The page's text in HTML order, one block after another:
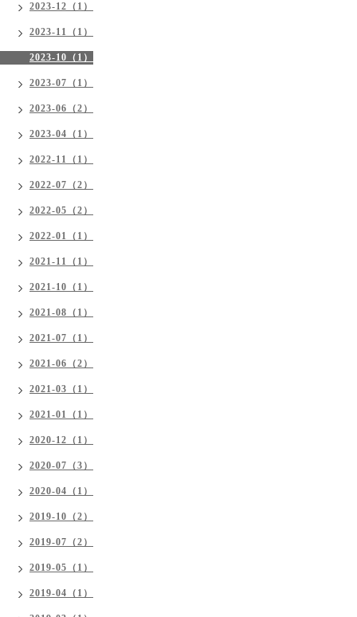
2023-12（1）
2023-11（1）
2023-10（1）
2023-07（1）
2023-06（2）
2023-04（1）
2022-11（1）
2022-07（2）
2022-05（2）
2022-01（1）
2021-11（1）
2021-10（1）
2021-08（1）
2021-07（1）
2021-06（2）
2021-03（1）
2021-01（1）
2020-12（1）
2020-07（3）
2020-04（1）
2019-10（2）
2019-07（2）
2019-05（1）
2019-04（1）